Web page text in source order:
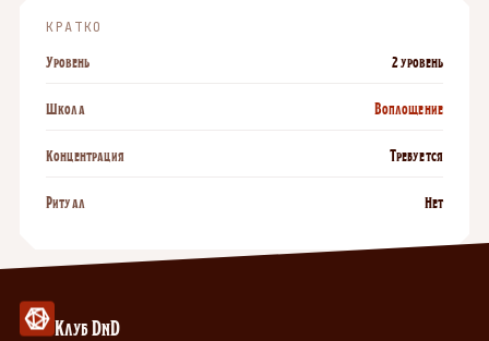
КРАТКО
Уровень 2 уровень
Школа Воплощение
Концентрация Требуется
Ритуал Нет
Клуб DnD